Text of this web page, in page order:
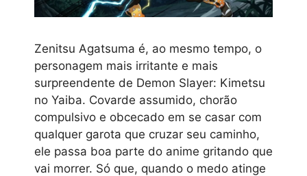
Zenitsu Agatsuma é, ao mesmo tempo, o
personagem mais irritante e mais
surpreendente de Demon Slayer: Kimetsu
no Yaiba. Covarde assumido, chorão
compulsivo e obcecado em se casar com
qualquer garota que cruzar seu caminho,
ele passa boa parte do anime gritando que
vai morrer. Só que, quando o medo atinge